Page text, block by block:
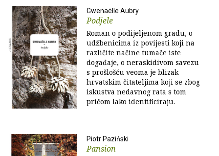
Gwenaëlle Aubry
Podjele
Roman o podijeljenom gradu, o
udžbenicima iz povijesti koji na
različite načine tumače iste
događaje, o neraskidivom savezu
s prošlošću veoma je blizak
hrvatskim čitateljima koji se zbog
iskustva nedavnog rata s tom
pričom lako identificiraju.
Piotr Paziński
Pansion